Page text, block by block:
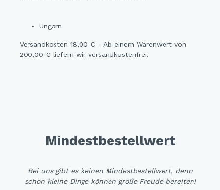
Ungarn
Versandkosten 18,00 € - Ab einem Warenwert von
200,00 € liefern wir versandkostenfrei.
Mindestbestellwert
Bei uns gibt es keinen Mindestbestellwert, denn
schon kleine Dinge können große Freude bereiten!